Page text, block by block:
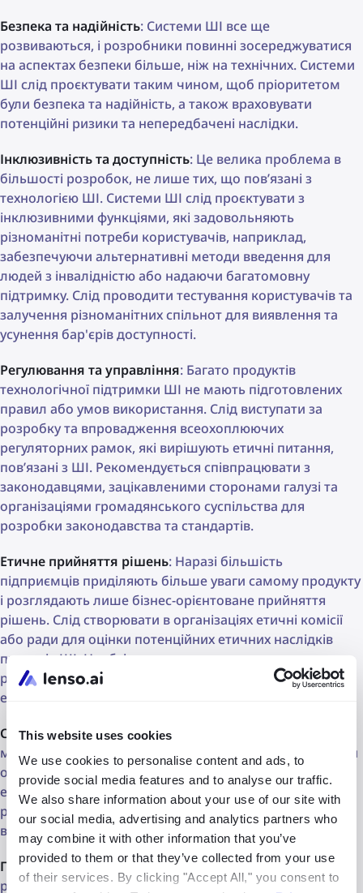
This website uses cookies
We use cookies to personalise content and ads, to
provide social media features and to analyse our traffic.
We also share information about your use of our site with
our social media, advertising and analytics partners who
may combine it with other information that you’ve
provided to them or that they’ve collected from your use
of their services. By clicking "Accept All," you consent to
Безпека та надійність: Системи ШІ все ще
розвиваються, і розробники повинні зосереджуватися
на аспектах безпеки більше, ніж на технічних. Системи
ШІ слід проєктувати таким чином, щоб пріоритетом
були безпека та надійність, а також враховувати
потенційні ризики та непередбачені наслідки.
Інклюзивність та доступність: Це велика проблема в
більшості розробок, не лише тих, що пов’язані з
технологією ШІ. Системи ШІ слід проєктувати з
інклюзивними функціями, які задовольняють
різноманітні потреби користувачів, наприклад,
забезпечуючи альтернативні методи введення для
людей з інвалідністю або надаючи багатомовну
підтримку. Слід проводити тестування користувачів та
залучення різноманітних спільнот для виявлення та
усунення бар'єрів доступності.
Регулювання та управління: Багато продуктів
технологічної підтримки ШІ не мають підготовлених
правил або умов використання. Слід виступати за
розробку та впровадження всеохоплюючих
регуляторних рамок, які вирішують етичні питання,
пов’язані з ШІ. Рекомендується співпрацювати з
законодавцями, зацікавленими сторонами галузі та
організаціями громадянського суспільства для
розробки законодавства та стандартів.
Етичне прийняття рішень: Наразі більшість
підприємців приділяють більше уваги самому продукту
і розглядають лише бізнес-орієнтоване прийняття
рішень. Слід створювати в організаціях етичні комісії
або ради для оцінки потенційних етичних наслідків
проектів ШІ. Необхідно надавати навчання та ресурси
розробникам ШІ та зацікавленим сторонам щодо
етичних принципів та рамок прийняття рішень.
Соціальний вплив: Технологія ШІ існує у суспільстві і
має великий вплив на його мешканців. Слід проводити
оцінки для оцінки соціальних, економічних та
екологічних наслідків впровадження ШІ. Слід
розробляти стратегії для мінімізації негативного
впливу і максимізації позитивних результатів.
Постійне навчання та адаптація: Не тільки важливо
розробляти продукти, які адаптуються до суспільних